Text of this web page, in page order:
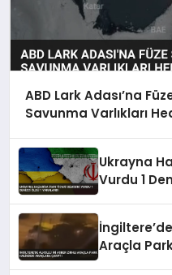
ABD Lark Adası’na
Savunma Varlıkları
Ukrayna
Vurdu 1
Araçla